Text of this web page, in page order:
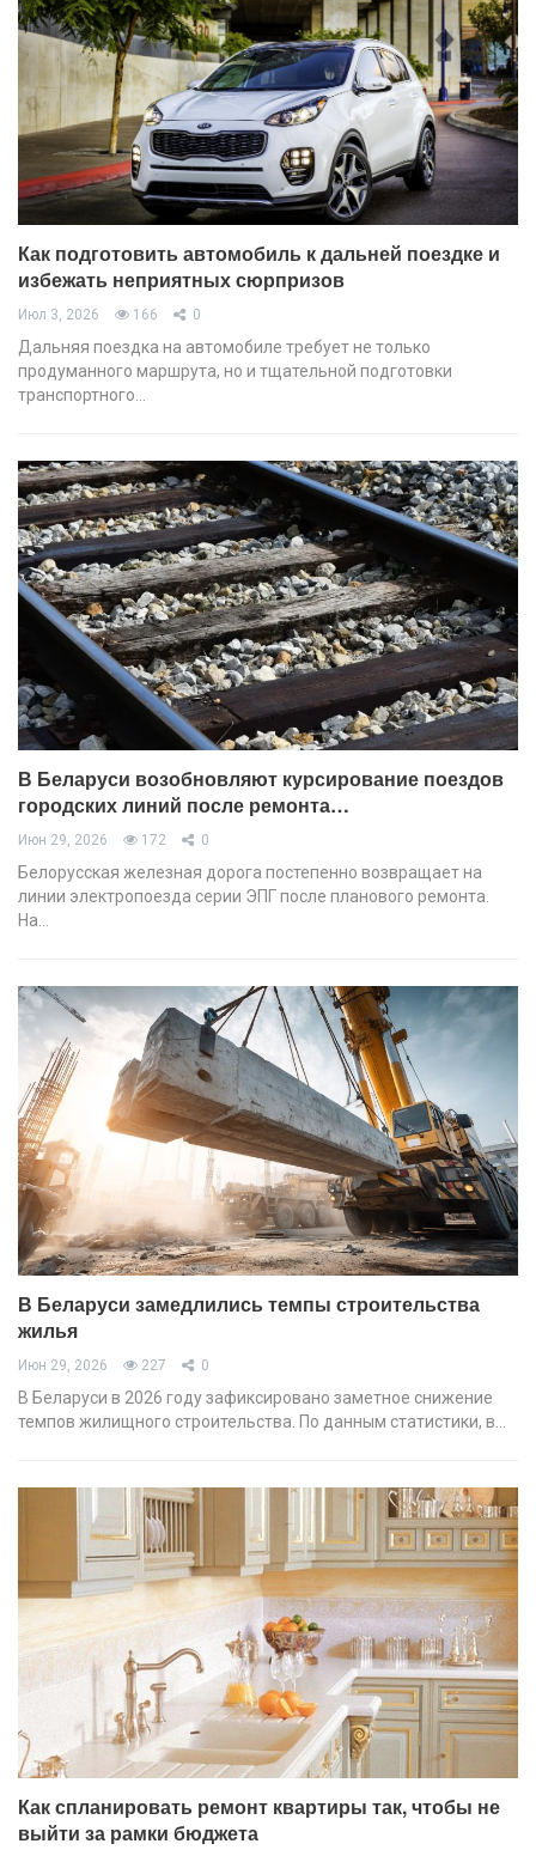
Как подготовить автомобиль к дальней поездке и
избежать неприятных сюрпризов
Июл 3, 2026 166 0
Дальняя поездка на автомобиле требует не только
продуманного маршрута, но и тщательной подготовки
транспортного…
В Беларуси возобновляют курсирование поездов
городских линий после ремонта…
Июн 29, 2026 172 0
Белорусская железная дорога постепенно возвращает на
линии электропоезда серии ЭПГ после планового ремонта.
На…
В Беларуси замедлились темпы строительства
жилья
Июн 29, 2026 227 0
В Беларуси в 2026 году зафиксировано заметное снижение
темпов жилищного строительства. По данным статистики, в…
Как спланировать ремонт квартиры так, чтобы не
выйти за рамки бюджета